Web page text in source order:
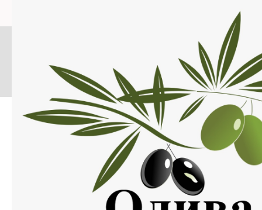
Нажмите на изображение, что бы открыть меню